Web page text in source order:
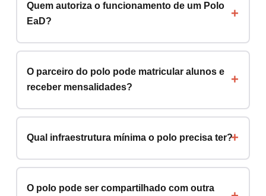
Quem autoriza o funcionamento de um Polo
EaD?
O parceiro do polo pode matricular alunos e
receber mensalidades?
Qual infraestrutura mínima o polo precisa ter?
O polo pode ser compartilhado com outra